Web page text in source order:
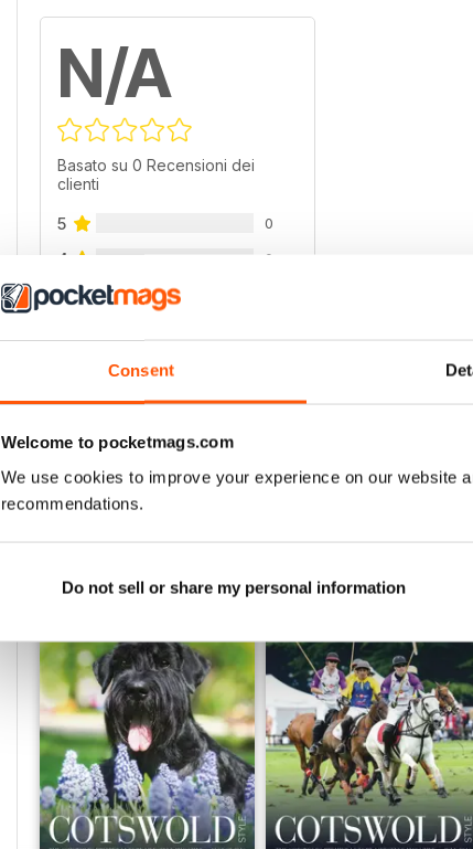
Consent
Welcome to pocketmags.com
We use cookies to improve your experience on our website
recommendations.
Do not sell or share my personal information
N/A
Basato su 0 Recensioni dei
clienti
5 0
4 0
3
VISUALIZZA LE RECENSIONI